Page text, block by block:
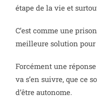
étape de la vie et
C’est comme une
meilleure solution pour
Forcément une
va s’en suivre, que ce
d’être autonome.